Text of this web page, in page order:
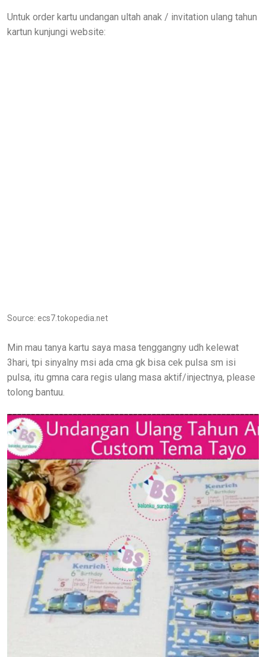
Untuk order kartu undangan ultah anak / invitation ulang tahun
kartun kunjungi website:
Source: ecs7.tokopedia.net
Min mau tanya kartu saya masa tenggangny udh kelewat
3hari, tpi sinyalny msi ada cma gk bisa cek pulsa sm isi
pulsa, itu gmna cara regis ulang masa aktif/injectnya, please
tolong bantuu.